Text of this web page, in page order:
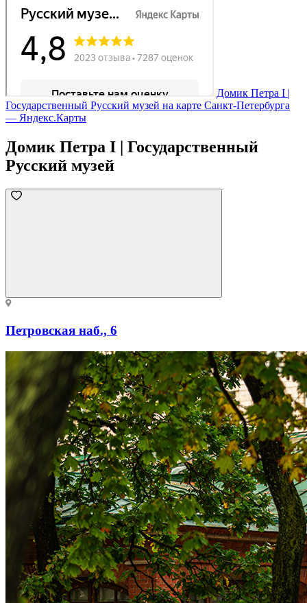
Домик Петра I |
Государственный Русский музей на карте Санкт‑Петербурга
— Яндекс.Карты
Домик Петра I | Государственный
Русский музей
Петровская наб., 6